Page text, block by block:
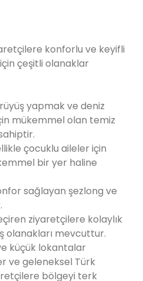
konforlu ve keyifli
çeşitli olanaklar
yapmak ve deniz
mükemmel olan temiz
çocuklu aileler için
bir yer haline
sağlayan şezlong ve
ziyaretçilere kolaylık
olanakları mevcuttur.
küçük lokantalar
ve geleneksel Türk
bölgeyi terk